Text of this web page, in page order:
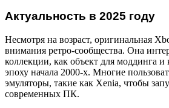
Актуальность в 2025 году
Несмотря на возраст, оригинальная
внимания ретро-сообщества. Она
коллекции, как объект для моддинга и
эпоху начала 2000-х. Многие
эмуляторы, такие как Xenia, чтобы
современных ПК.